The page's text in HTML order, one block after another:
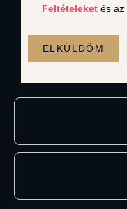
Feltételeket és az
ELKÜLDÖM